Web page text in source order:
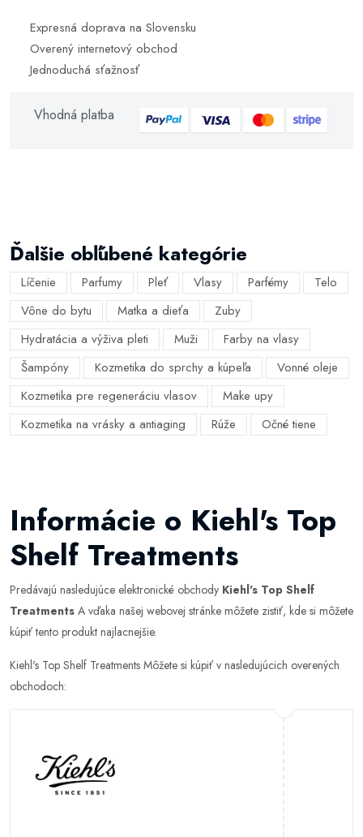
Expresná doprava na Slovensku
Overený internetový obchod
Jednoduchá sťažnosť
Vhodná platba
Ďalšie obľúbené kategórie
Líčenie Parfumy Pleť Vlasy Parfémy
Telo
Vône do bytu
Matka a dieťa
Zuby
Hydratácia a výživa pleti
Muži
Farby na vlasy
Šampóny
Kozmetika do sprchy a kúpeľa
Vonné oleje
Kozmetika pre regeneráciu vlasov
Make upy
Kozmetika na vrásky a antiaging
Rúže Očné tiene
Informácie o Kiehl's Top
Shelf Treatments
Predávajú nasledujúce elektronické obchody Kiehl's Top Shelf
Treatments A vďaka našej webovej stránke môžete zistiť, kde si môžete
kúpiť tento produkt najlacnejšie.
Kiehl's Top Shelf Treatments Môžete si kúpiť v nasledujúcich overených
obchodoch: